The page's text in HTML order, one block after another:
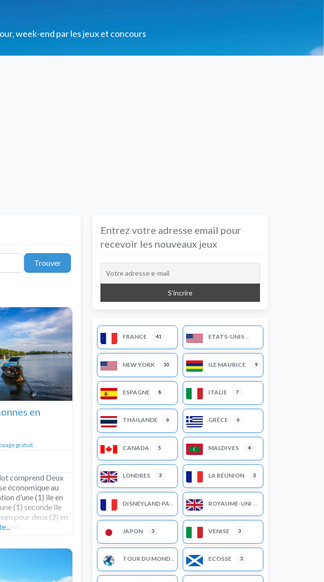
week-end par les jeux et concours
TrouverTrouver
en
gratuit
comprend Deux
économique au
d’une (1) île en
(1) seconde île
pour deux (2) en
Entrez votre adresse email pour
recevoir les nouveaux jeux
FRANCE 41 ETATS-UNIS
NEW YORK 10 ILE MAURICE 9
ESPAGNE 8 ITALIE 7
THAILANDE 6 GRÈCE 6
CANADA 5 MALDIVES 4
LONDRES 3 LA RÉUNION 3
DISNEYLAND PARIS ROYAUME-UNI
JAPON 3 VENISE 3
TOUR DU MONDE ECOSSE 3